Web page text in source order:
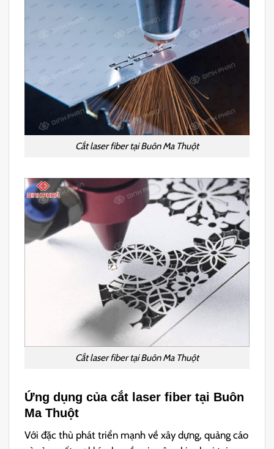
Cắt laser fiber tại Buôn Ma Thuột
Cắt laser fiber tại Buôn Ma Thuột
Ứng dụng của cắt laser fiber tại Buôn
Ma Thuột
Với đặc thù phát triển mạnh về xây dựng, quảng cáo